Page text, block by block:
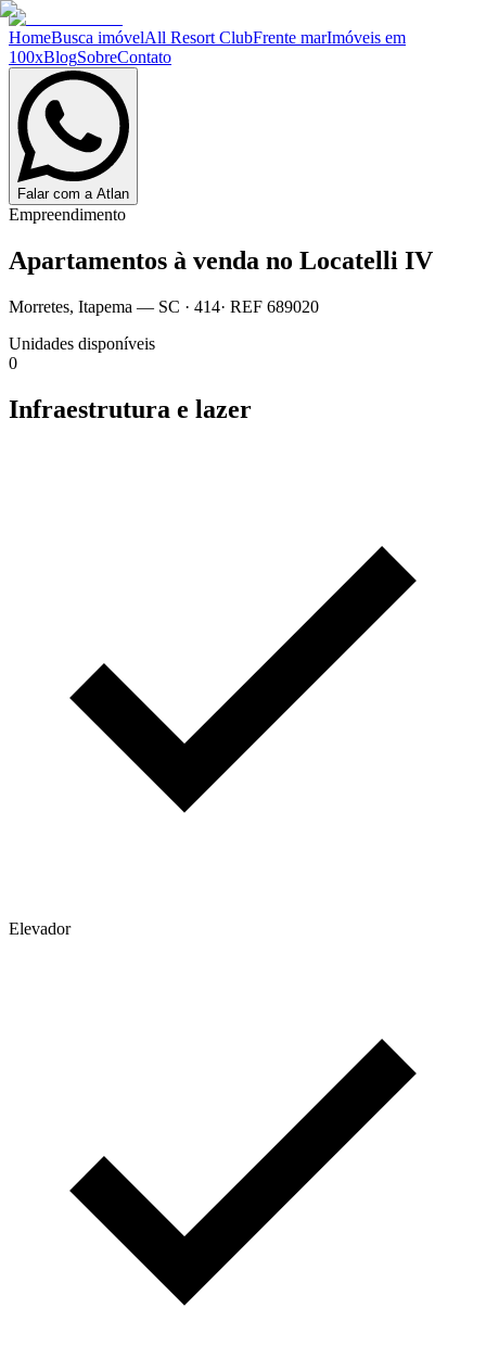
HomeBusca imóvelAll Resort ClubFrente marImóveis em
100xBlogSobreContato
Falar com a Atlan
Empreendimento
Apartamentos à venda no Locatelli IV
Morretes, Itapema — SC · 414· REF 689020
Unidades disponíveis
0
Infraestrutura e lazer
Elevador